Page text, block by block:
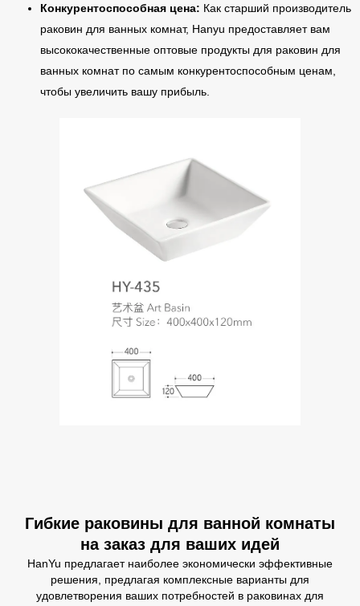
Конкурентоспособная цена: Как старший производитель
раковин для ванных комнат, Hanyu предоставляет вам
высококачественные оптовые продукты для раковин для
ванных комнат по самым конкурентоспособным ценам,
чтобы увеличить вашу прибыль.
Гибкие раковины для ванной комнаты
на заказ для ваших идей
HanYu предлагает наиболее экономически эффективные
решения, предлагая комплексные варианты для
удовлетворения ваших потребностей в раковинах для